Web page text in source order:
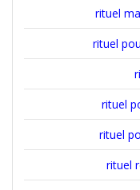
rituel
rituel
rituel
rituel
rituel